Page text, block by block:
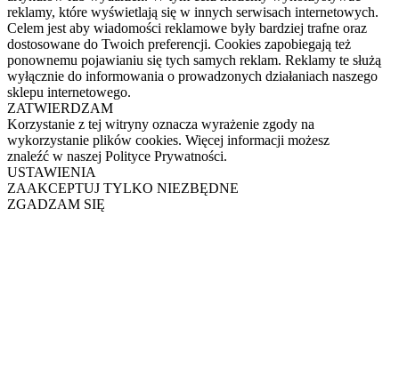
reklamy, które wyświetlają się w innych serwisach internetowych.
Celem jest aby wiadomości reklamowe były bardziej trafne oraz
dostosowane do Twoich preferencji. Cookies zapobiegają też
ponownemu pojawianiu się tych samych reklam. Reklamy te służą
wyłącznie do informowania o prowadzonych działaniach naszego
sklepu internetowego.
ZATWIERDZAM
Korzystanie z tej witryny oznacza wyrażenie zgody na
wykorzystanie plików cookies. Więcej informacji możesz
znaleźć w naszej Polityce Prywatności.
USTAWIENIA
ZAAKCEPTUJ TYLKO NIEZBĘDNE
ZGADZAM SIĘ